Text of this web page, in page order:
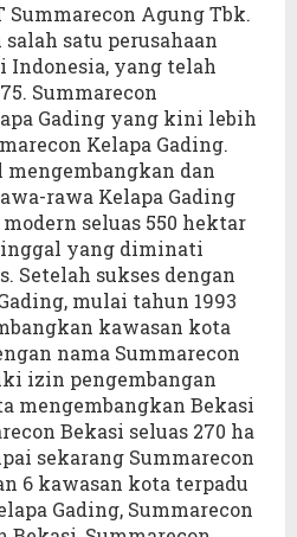
Summarecon Agung Tbk.
satu perusahaan
yang telah
Summarecon
Gading yang kini lebih
Kelapa Gading.
mengembangkan dan
rawa Kelapa Gading
seluas 550 hektar
yang diminati
Setelah sukses dengan
mulai tahun 1993
kawasan kota
nama Summarecon
izin pengembangan
mengembangkan Bekasi
Bekasi seluas 270 ha
sekarang Summarecon
6 kawasan kota terpadu
Gading, Summarecon